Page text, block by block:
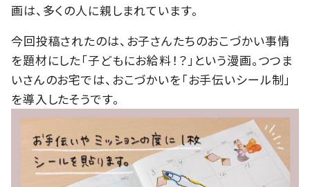
画は、多くの人に親しまれています。
今回投稿されたのは、お子さんたちのおこづかい事情
を題材にした「子どもにお給料！？」という漫画。つつま
いさんのお宅では、おこづかいを「お手伝いシール制」
を導入したそうです。